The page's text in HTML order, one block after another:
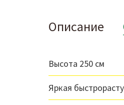
Описание
Высота 250 см
Яркая